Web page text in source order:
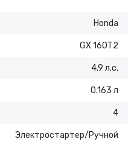
Honda
GX 160T2
4.9 л.с.
0.163 л
4
Электростартер/Ручной